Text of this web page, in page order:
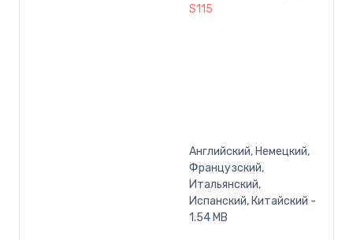
S115
Английский, Немецкий,
Французский,
Итальянский,
Испанский, Китайский -
1.54 MB